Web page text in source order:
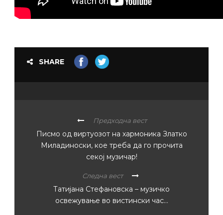
SHARE
Предходна вест
Писмо од виртуозот на хармоника Златко
Миладиноски, кое треба да го прочита
секој музичар!
Следна вест
Татијана Стефановска – музичко
освежување во вистински час…